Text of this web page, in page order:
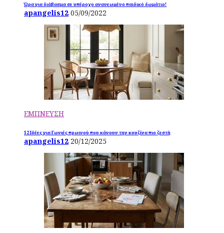
Ώρα για διάβασμα σε υπέροχο ανανεωμένο παιδικό δωμάτιο!
apangelis12 05/09/2022
ΕΜΠΝΕΥΣΗ
12 Ιδέες για Γωνιές πρωινού που κάνουν την κουζίνα πιο ζεστή
apangelis12 20/12/2025